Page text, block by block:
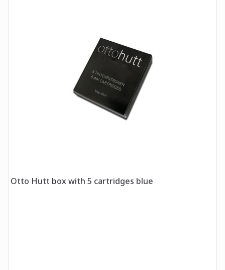
Otto Hutt box with 5 cartridges blue